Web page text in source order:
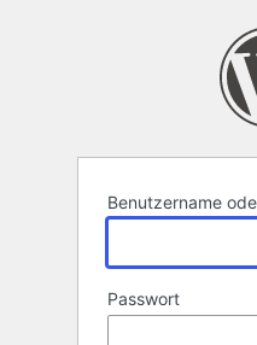
Benutzername
Passwort